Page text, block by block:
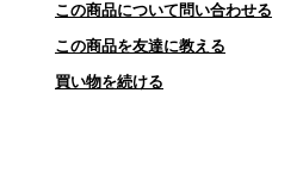
この商品について問い合わせる
この商品を友達に教える
買い物を続ける